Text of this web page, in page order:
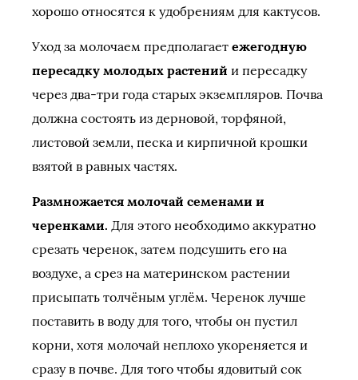
хорошо относятся к удобрениям для кактусов.
Уход за молочаем предполагает ежегодную
пересадку молодых растений и пересадку
через два-три года старых экземпляров. Почва
должна состоять из дерновой, торфяной,
листовой земли, песка и кирпичной крошки
взятой в равных частях.
Размножается молочай семенами и
черенками. Для этого необходимо аккуратно
срезать черенок, затем подсушить его на
воздухе, а срез на материнском растении
присыпать толчёным углём. Черенок лучше
поставить в воду для того, чтобы он пустил
корни, хотя молочай неплохо укореняется и
сразу в почве. Для того чтобы ядовитый сок